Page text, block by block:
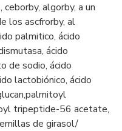
algorby, a un
los ascfrorby, al
palmitico, ácido
ácido
de sodio, ácido
lactobiónico, ácido
tripeptide-56 acetate,
de girasol/